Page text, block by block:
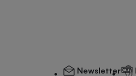
Newsletter